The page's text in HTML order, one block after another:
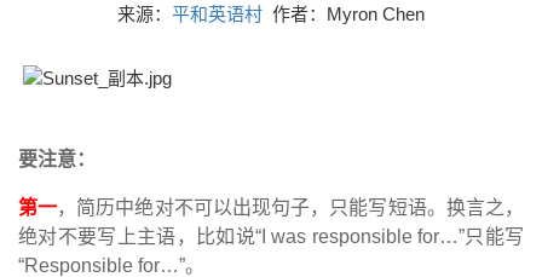
来源： 平和英语村 作者：Myron Chen
要注意：
第一，简历中绝对不可以出现句子，只能写短语。换言之，
绝对不要写上主语，比如说“I was responsible for…”只能写
“Responsible for…”。